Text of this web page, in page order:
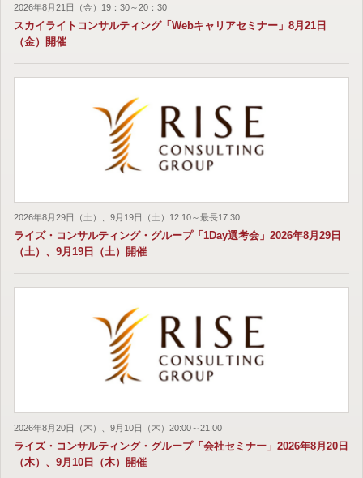
2026年8月21日（金）19：30～20：30
スカイライトコンサルティング「Webキャリアセミナー」8月21日
（金）開催
2026年8月29日（土）、9月19日（土）12:10～最長17:30
ライズ・コンサルティング・グループ「1Day選考会」2026年8月29日
（土）、9月19日（土）開催
2026年8月20日（木）、9月10日（木）20:00～21:00
ライズ・コンサルティング・グループ「会社セミナー」2026年8月20日
（木）、9月10日（木）開催